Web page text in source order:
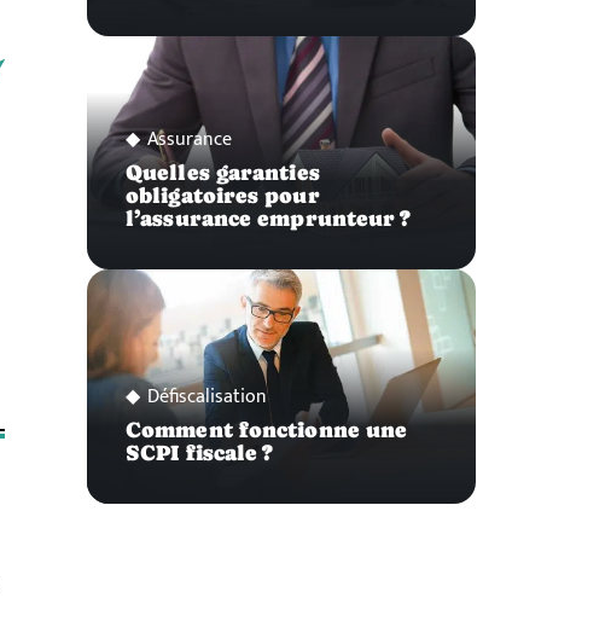
Assurance
Quelles garanties
obligatoires pour
l’assurance emprunteur ?
Défiscalisation
Comment fonctionne une
SCPI fiscale ?